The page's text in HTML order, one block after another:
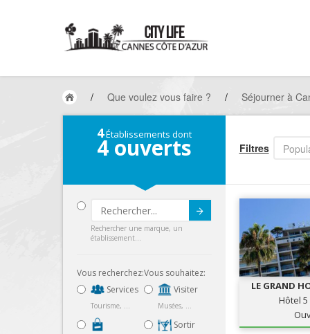
/ Que voulez vous faire ? / Séjourner à
4Établissements dont
4ouverts
Submit
Rechercher une marque, un
établissement...
Vous recherchez:
Services
Tourisme, ...
Vous souhaitez:
Visiter
Musées, ...
Sortir
Filtres
LE GRAND
Hôtel